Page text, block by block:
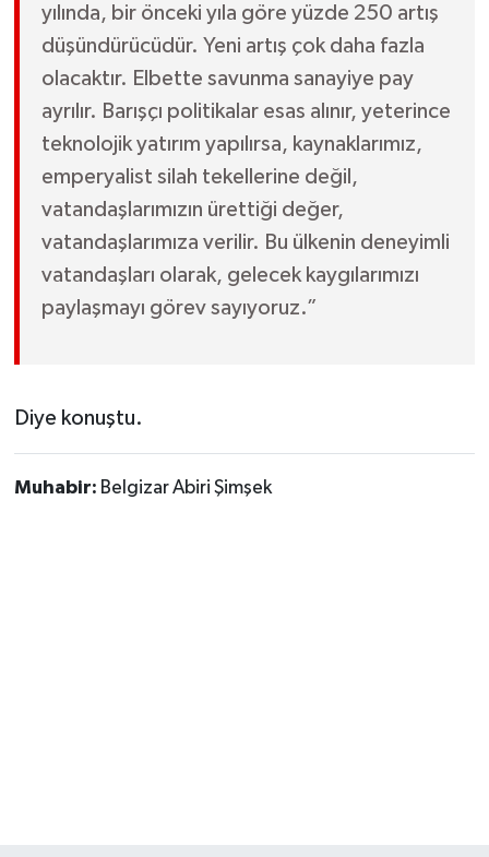
yılında, bir önceki yıla göre yüzde 250 artış
düşündürücüdür. Yeni artış çok daha fazla
olacaktır. Elbette savunma sanayiye pay
ayrılır. Barışçı politikalar esas alınır, yeterince
teknolojik yatırım yapılırsa, kaynaklarımız,
emperyalist silah tekellerine değil,
vatandaşlarımızın ürettiği değer,
vatandaşlarımıza verilir. Bu ülkenin deneyimli
vatandaşları olarak, gelecek kaygılarımızı
paylaşmayı görev sayıyoruz.”
Diye konuştu.
Muhabir: Belgizar Abiri Şimşek